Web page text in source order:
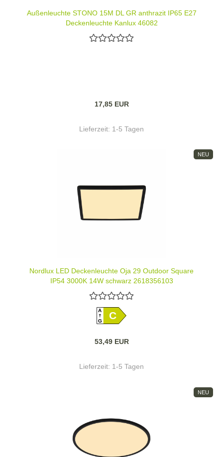
Außenleuchte STONO 15M DL GR anthrazit IP65 E27
Deckenleuchte Kanlux 46082
17,85 EUR
Lieferzeit: 1-5 Tagen
NEU
Nordlux LED Deckenleuchte Oja 29 Outdoor Square
IP54 3000K 14W schwarz 2618356103
A
GC
53,49 EUR
Lieferzeit: 1-5 Tagen
NEU